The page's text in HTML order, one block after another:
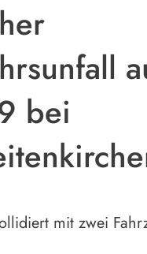
bei
mit zwei